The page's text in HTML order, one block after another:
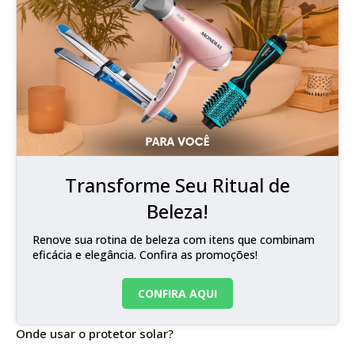
Transforme Seu Ritual de
Beleza!
Renove sua rotina de beleza com itens que combinam
eficácia e elegância. Confira as promoções!
CONFIRA AQUI
Onde usar o protetor solar?